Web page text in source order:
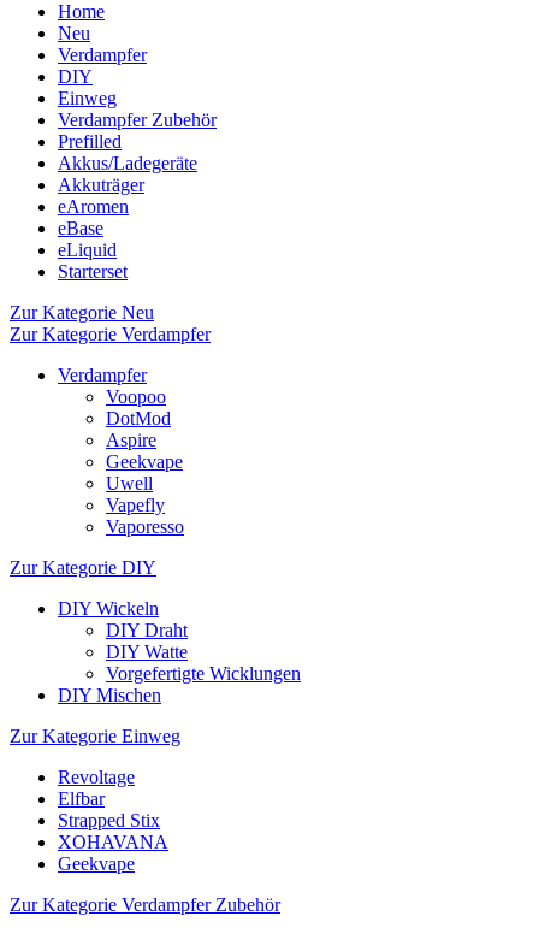
Home
Neu
Verdampfer
DIY
Einweg
Verdampfer Zubehör
Prefilled
Akkus/Ladegeräte
Akkuträger
eAromen
eBase
eLiquid
Starterset
Zur Kategorie Neu
Zur Kategorie Verdampfer
Verdampfer
Voopoo
DotMod
Aspire
Geekvape
Uwell
Vapefly
Vaporesso
Zur Kategorie DIY
DIY Wickeln
DIY Draht
DIY Watte
Vorgefertigte Wicklungen
DIY Mischen
Zur Kategorie Einweg
Revoltage
Elfbar
Strapped Stix
XOHAVANA
Geekvape
Zur Kategorie Verdampfer Zubehör